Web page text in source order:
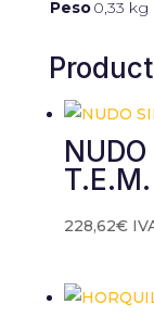
Peso0,33 kg
228,62€